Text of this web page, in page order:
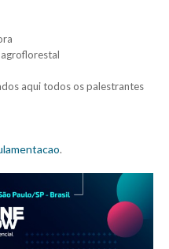
aqui todos os palestrantes
.